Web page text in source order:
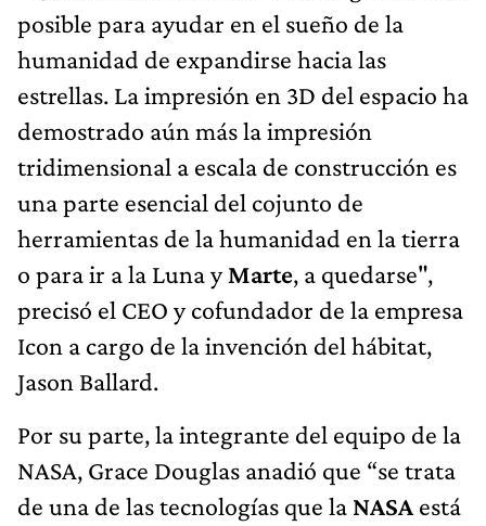
posible para ayudar en el sueño de la
humanidad de expandirse hacia las
estrellas. La impresión en 3D del espacio ha
demostrado aún más la impresión
tridimensional a escala de construcción es
una parte esencial del cojunto de
herramientas de la humanidad en la tierra
o para ir a la Luna yMarte, a quedarse",
precisó el CEO y cofundador de la empresa
Icon a cargo de la invención del hábitat,
Jason Ballard.
Por su parte, la integrante del equipo de la
NASA, Grace Douglas anadió que “se trata
de una de las tecnologías que la NASA está